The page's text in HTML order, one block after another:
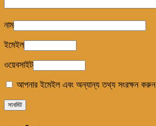
নাম
ইমেইল
ওয়েবসাইট
আপনার ইমেইল এবং অন্যান্য তথ্য সংরক্ষন করুন